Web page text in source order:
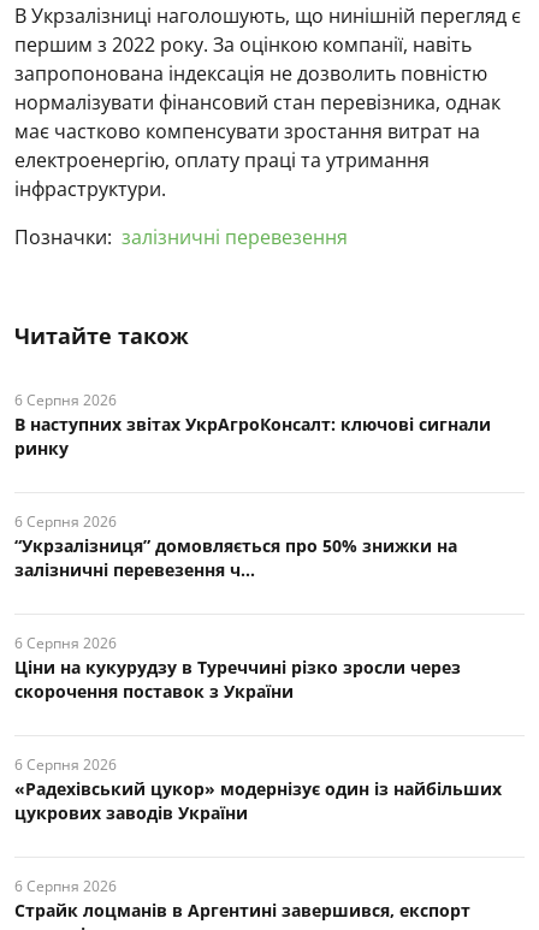
В Укрзалізниці наголошують, що нинішній перегляд є
першим з 2022 року. За оцінкою компанії, навіть
запропонована індексація не дозволить повністю
нормалізувати фінансовий стан перевізника, однак
має частково компенсувати зростання витрат на
електроенергію, оплату праці та утримання
інфраструктури.
Позначки: залізничні перевезення
Читайте також
6 Серпня 2026
В наступних звітах УкрАгроКонсалт: ключові cигнали
ринку
6 Серпня 2026
“Укрзалізниця” домовляється про 50% знижки на
залізничні перевезення ч...
6 Серпня 2026
Ціни на кукурудзу в Туреччині різко зросли через
скорочення поставок з України
6 Серпня 2026
«Радехівський цукор» модернізує один із найбільших
цукрових заводів України
6 Серпня 2026
Страйк лоцманів в Аргентині завершився, експорт